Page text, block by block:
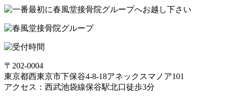
〒202-0004
東京都西東京市下保谷4-8-18アネックスマノア101
アクセス：西武池袋線保谷駅北口徒歩3分